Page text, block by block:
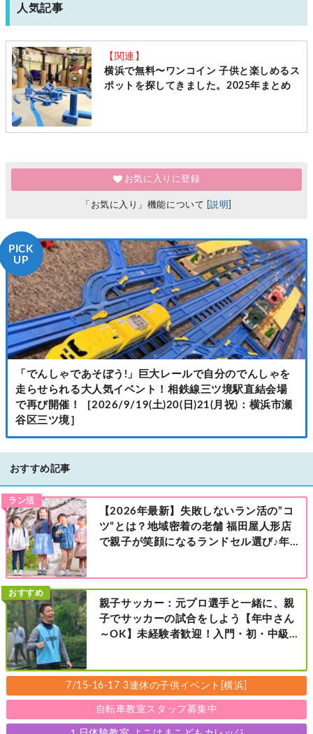
人気記事
【関連】
横浜で無料〜ワンコイン 子供と楽しめるス
ポットを探してきました。2025年まとめ
お気に入りに登録
「お気に入り」機能について [説明]
PICK
UP
「でんしゃであそぼう!」巨大レールで自分のでんしゃを
走らせられる大人気イベント！相鉄線三ツ境駅直結会場
で再び開催！［2026/9/19(土)20(日)21(月祝)：横浜市瀬
谷区三ツ境］
おすすめ記事
ラン活
【2026年最新】失敗しないラン活の”コ
ツ”とは？地域密着の老舗 福田屋人形店
で親子が笑顔になるランドセル選び♪年
店・町田店・マルイファミリー溝口店］
おすすめ
親子サッカー：元プロ選手と一緒に、親
子でサッカーの試合をしよう【年中さん
～OK】未経験者歓迎！入門・初・中級の
7/15-16-17 3連休の子供イベント[横浜]
自転車教室スタッフ募集中